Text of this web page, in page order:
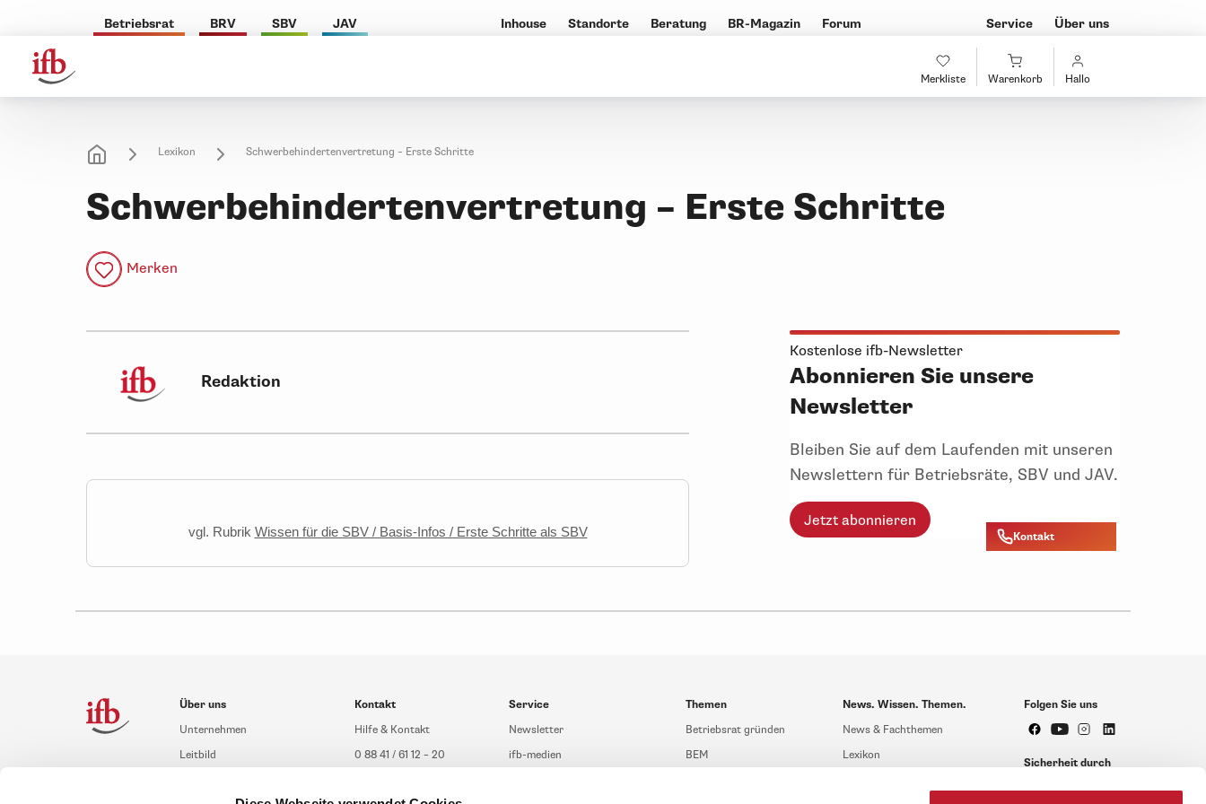
Merkliste Warenkorb Hallo
Betriebsrat BRV SBV JAV Inhouse Standorte Beratung BR-Magazin Forum Service Über uns
Lexikon Schwerbehindertenvertretung – Erste Schritte
Schwerbehindertenvertretung – Erste Schritte
Merken
Redaktion
vgl. Rubrik Wissen für die SBV / Basis-Infos / Erste Schritte als SBV
Kostenlose ifb-Newsletter
Abonnieren Sie unsere
Newsletter
Bleiben Sie auf dem Laufenden mit unseren
Newslettern für Betriebsräte, SBV und JAV.
Jetzt abonnieren
Kontakt
Über uns
Unternehmen
Leitbild
Kontakt
Hilfe & Kontakt
0 88 41 / 61 12 – 20
Service
Newsletter
ifb-medien
Themen
Betriebsrat gründen
BEM
News. Wissen. Themen.
News & Fachthemen
Lexikon
Folgen Sie uns
Sicherheit durch